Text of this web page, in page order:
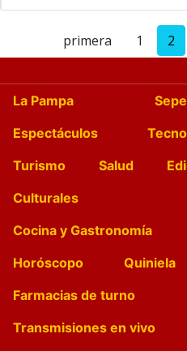
primera 1 2
La Pampa
Espectáculos
Turismo
Salud
Culturales
Cocina y Gastronomía
Horóscopo
Quiniela
Farmacias de turno
Transmisiones en vivo